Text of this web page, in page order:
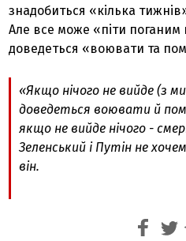
знадобиться «кілька
Але все може «піти
доведеться «воювати та
«Якщо нічого не вийде (з
доведеться воювати й
якщо не вийде нічого -
Зеленський і Путін не
він.